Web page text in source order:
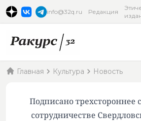
info@32q.ru Редакция
Главная Культура Новость
Подписано трехстороннее
сотрудничестве